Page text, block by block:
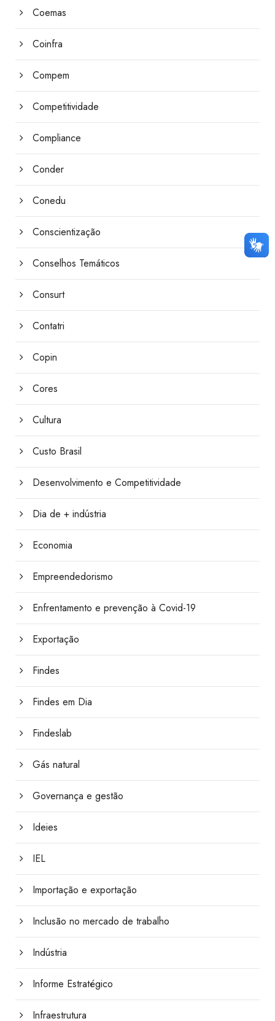
Coemas
Coinfra
Compem
Competitividade
Compliance
Conder
Conedu
Conscientização
Conselhos Temáticos
Consurt
Contatri
Copin
Cores
Cultura
Custo Brasil
Desenvolvimento e Competitividade
Dia de + indústria
Economia
Empreendedorismo
Enfrentamento e prevenção à Covid-19
Exportação
Findes
Findes em Dia
Findeslab
Gás natural
Governança e gestão
Ideies
IEL
Importação e exportação
Inclusão no mercado de trabalho
Indústria
Informe Estratégico
Infraestrutura